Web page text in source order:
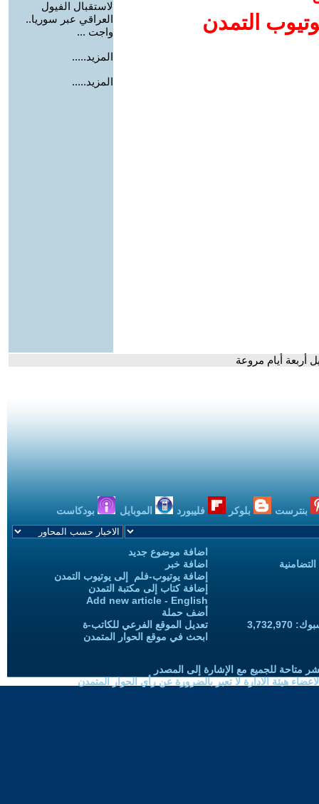
التمدن
لاستقبال الفيول
العراقي عبر سوريا..
واجت ...
المزيد.....
المزيد.....
أيام مروعة
بنترست بلوكر فليبورد الموبايل بودكاست
اضافة موضوع جديد
اضافة خبر
إضافة يوتيوب-فلم إلى يوتيوب التمدن
إضافة كتاب إلى مكتبة التمدن
Add new article - English
أضف حملة
تعديل الموقع الفرعي للكاتب-ة
ابحث في موقع الحوار المتمدن
متاحة للجميع مع الإشارة إلى المصدر
هيئة الادارة لا تعبر بالضرورة عن رأي الحوار المتمدن